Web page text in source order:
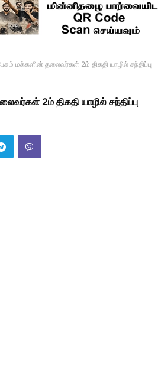
மக்களின் தலைவர்கள் 2ம் திகதி யாழில் சந்திப்பு
2ம் திகதி யாழில் சந்திப்பு